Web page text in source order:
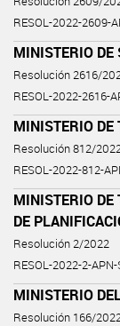
RESOL-2022-2609-
MINISTERIO DE
Resolución 2616/
RESOL-2022-2616-
MINISTERIO DE
Resolución 812/
RESOL-2022-812-
MINISTERIO DE
DE
Resolución 2/2022
RESOL-2022-2-
MINISTERIO
Resolución 166/